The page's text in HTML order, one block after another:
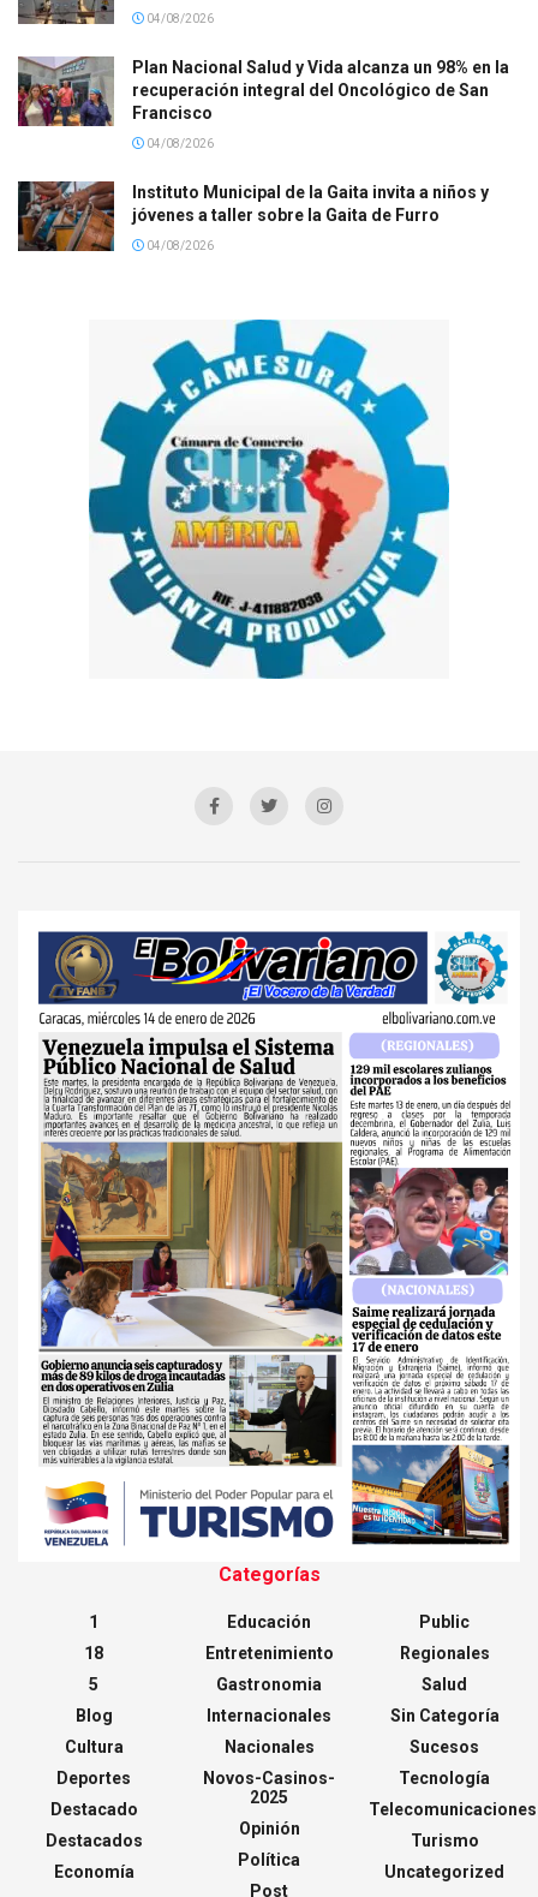
04/08/2026
Plan Nacional Salud y Vida alcanza un 98% en la
recuperación integral del Oncológico de San
Francisco
04/08/2026
Instituto Municipal de la Gaita invita a niños y
jóvenes a taller sobre la Gaita de Furro
04/08/2026
Categorías
1
18
5
Blog
Cultura
Deportes
Destacado
Destacados
Economía
Educación
Entretenimiento
Gastronomia
Internacionales
Nacionales
Novos-Casinos-
2025
Opinión
Política
Post
Public
Regionales
Salud
Sin Categoría
Sucesos
Tecnología
Telecomunicaciones
Turismo
Uncategorized